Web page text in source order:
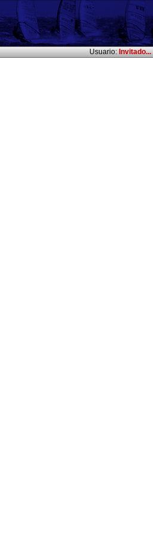
Usuario:Invitado...